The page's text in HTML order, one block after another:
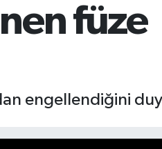
%0.2
füze
engellendiğini